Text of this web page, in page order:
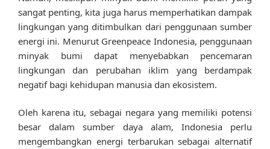
sangat penting, kita juga harus memperhatikan dampak
lingkungan yang ditimbulkan dari penggunaan sumber
energi ini. Menurut Greenpeace Indonesia, penggunaan
minyak bumi dapat menyebabkan pencemaran
lingkungan dan perubahan iklim yang berdampak
negatif bagi kehidupan manusia dan ekosistem.
Oleh karena itu, sebagai negara yang memiliki potensi
besar dalam sumber daya alam, Indonesia perlu
mengembangkan energi terbarukan sebagai alternatif